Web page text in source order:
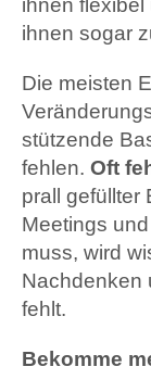
ihnen
ihnen sogar
Die meisten
stützende
fehlen. Oft
prall gefüllter
Meetings
muss, wird
Nachdenken
fehlt.
Bekomme